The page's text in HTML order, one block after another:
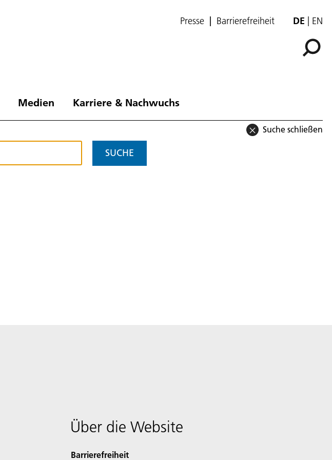
Presse Barrierefreiheit DE EN
Medien Karriere & Nachwuchs
Suche schließen
SUCHE
Über die Website
Barrierefreiheit